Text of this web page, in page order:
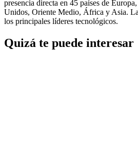
presencia directa en 45 países de
Unidos, Oriente Medio, África y Asia.
los principales líderes tecnológicos.
Quizá te puede interesar